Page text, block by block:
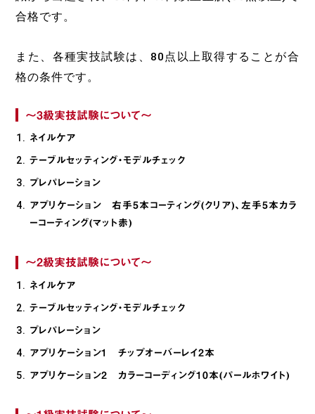
合格です。
また、各種実技試験は、80点以上取得することが合
格の条件です。
～3級実技試験について～
ネイルケア
テーブルセッティング・モデルチェック
プレパレーション
アプリケーション 右手5本コーティング(クリア)、左手5本カラ
ーコーティング(マット赤)
～2級実技試験について～
ネイルケア
テーブルセッティング・モデルチェック
プレパレーション
アプリケーション1 チップオーバーレイ2本
アプリケーション2 カラーコーディング10本(パールホワイト)